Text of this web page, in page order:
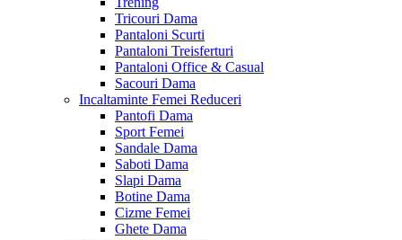
Tricouri Dama
Pantaloni Scurti
Pantaloni Treisferturi
Pantaloni Office & Casual
Sacouri Dama
Incaltaminte Femei Reduceri
Pantofi Dama
Sport Femei
Sandale Dama
Saboti Dama
Slapi Dama
Botine Dama
Cizme Femei
Ghete Dama